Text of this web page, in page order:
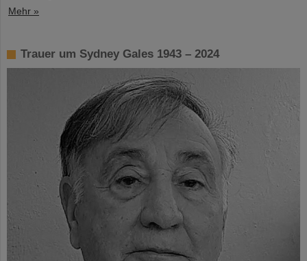
Mehr »
Trauer um Sydney Gales 1943 – 2024